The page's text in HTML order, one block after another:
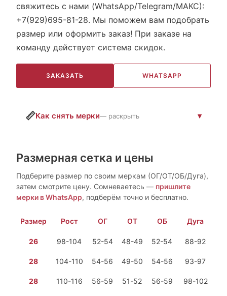
свяжитесь с нами (WhatsApp/Telegram/МАКС):
+7(929)695-81-28. Мы поможем вам подобрать
размер или оформить заказ! При заказе на
команду действует система скидок.
ЗАКАЗАТЬ WHATSAPP
📏Как снять мерки— раскрыть
Размерная сетка и цены
Подберите размер по своим меркам (ОГ/ОТ/ОБ/Дуга),
затем смотрите цену. Сомневаетесь — пришлите
мерки в WhatsApp, подберём точно и бесплатно.
Размер Рост ОГ ОТ ОБ Дуга
26 98-104 52-54 48-49 52-54 88-92
28 104-110 54-56 49-50 54-56 93-97
28 110-116 56-59 51-52 56-59 98-102